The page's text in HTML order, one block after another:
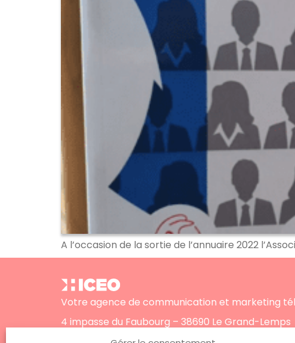
A l’occasion de la sortie de l’annuaire 2022
Votre agence de communication et marketing
4 impasse du Faubourg – 38690 Le Grand-Lemps
+33 (0)4 76 31 06 10